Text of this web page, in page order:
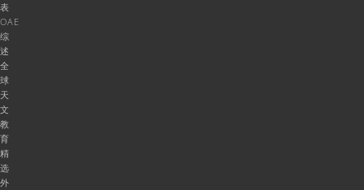
表
OAE
综
述
全
球
天
文
教
育
精
选
外